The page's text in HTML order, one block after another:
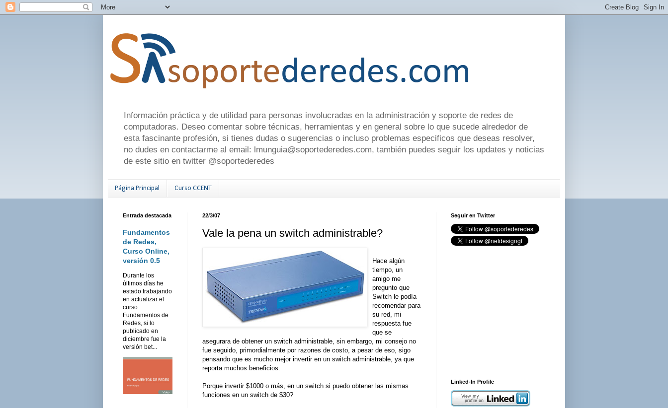
Información práctica y de utilidad para personas involucradas en la administración y soporte de redes de
computadoras. Deseo comentar sobre técnicas, herramientas y en general sobre lo que sucede alrededor de
esta fascinante profesión, si tienes dudas o sugerencias o incluso problemas especificos que deseas resolver,
no dudes en contactarme al email: lmunguia@soportederedes.com, también puedes seguir los updates y noticias
de este sitio en twitter @soportederedes
Página Principal Curso CCENT
22/3/07
Vale la pena un switch administrable?
Hace algún
tiempo, un
amigo me
pregunto que
Switch le podía
recomendar para
su red, mi
respuesta fue
que se
asegurara de obtener un switch administrable, sin embargo, mi consejo no
fue seguido, primordialmente por razones de costo, a pesar de eso, sigo
pensando que es mucho mejor invertir en un switch administrable, ya que
reporta muchos beneficios.
Porque invertir $1000 o más, en un switch si puedo obtener las mismas
funciones en un switch de $30?
Entrada destacada
Fundamentos
de Redes,
Curso Online,
versión 0.5
Durante los
últimos días he
estado trabajando
en actualizar el
curso
Fundamentos de
Redes, si lo
publicado en
diciembre fue la
versión bet...
Seguir en Twitter
Linked-In Profile